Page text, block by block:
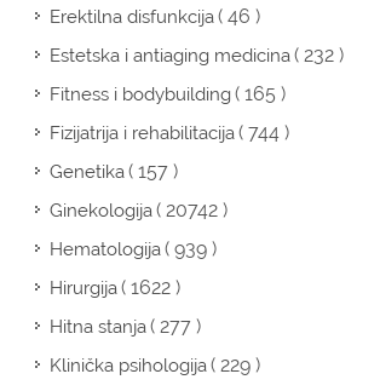
Erektilna disfunkcija( 46 )
Estetska i antiaging medicina( 232 )
Fitness i bodybuilding( 165 )
Fizijatrija i rehabilitacija( 744 )
Genetika( 157 )
Ginekologija( 20742 )
Hematologija( 939 )
Hirurgija( 1622 )
Hitna stanja( 277 )
Klinička psihologija( 229 )